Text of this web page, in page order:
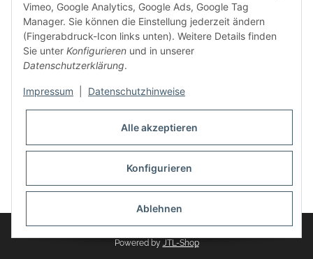
dasMOBILWERK® ist seit der Gründung ein
Familienunternehmen, welches sich seit 2010 auf
Wachstumskurs befindet. Hier haben Sie zu den üblichen
Geschäftszeiten immer einen persönlichen Ansprechpartner,
sofern Sie Fragen rund um die Produkte von dasMOBILWERK
* Alle Preise inkl. gesetzlicher USt., zzgl.Versand
Powered by JTL-Shop
Vimeo, Google Analytics, Google Ads, Google Tag
Manager. Sie können die Einstellung jederzeit ändern
(Fingerabdruck-Icon links unten). Weitere Details finden
Sie unter Konfigurieren und in unserer
Datenschutzerklärung.
Impressum Datenschutzhinweise
Alle akzeptieren
Konfigurieren
Ablehnen